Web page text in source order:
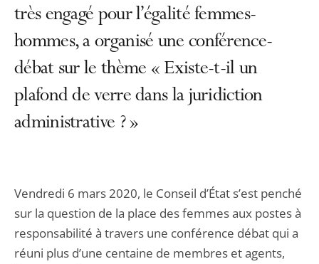
très engagé pour l’égalité femmes-
hommes, a organisé une conférence-
débat sur le thème « Existe-t-il un
plafond de verre dans la juridiction
administrative ? »
Vendredi 6 mars 2020, le Conseil d’État s’est penché
sur la question de la place des femmes aux postes à
responsabilité à travers une conférence débat qui a
réuni plus d’une centaine de membres et agents,